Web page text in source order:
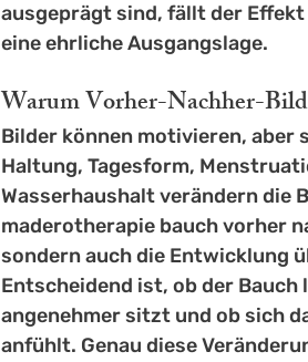
ausgeprägt sind, fällt der
eine ehrliche Ausgangslage.
Warum Vorher-Nachher-
Bilder können motivieren, aber
Haltung, Tagesform,
Wasserhaushalt verändern die
maderotherapie bauch vorher
sondern auch die Entwicklung
Entscheidend ist, ob der
angenehmer sitzt und ob sich
anfühlt. Genau diese